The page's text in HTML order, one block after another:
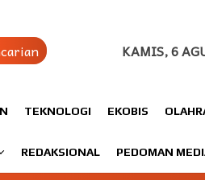
KAMIS, 6
TEKNOLOGI EKOBIS
REDAKSIONAL PEDOMAN